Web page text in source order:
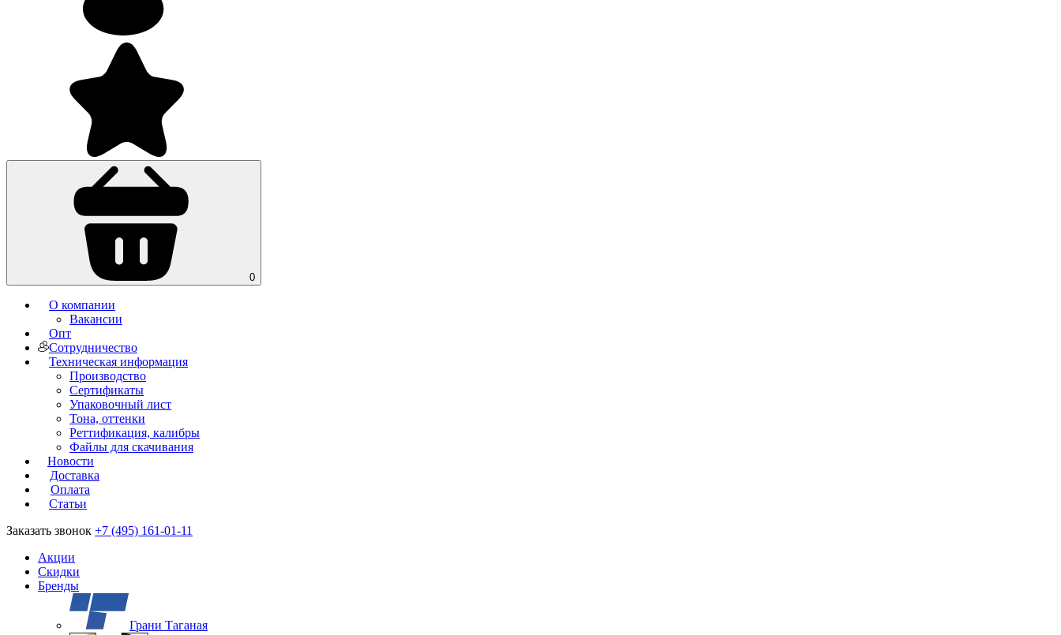
0
О компании
Вакансии
Опт
Сотрудничество
Техническая информация
Производство
Сертификаты
Упаковочный лист
Тона, оттенки
Реттификация, калибры
Файлы для cкачивания
Новости
Доставка
Оплата
Статьи
Заказать звонок +7 (495) 161-01-11
Акции
Скидки
Бренды
Грани Таганая